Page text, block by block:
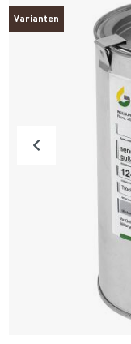
Varianten